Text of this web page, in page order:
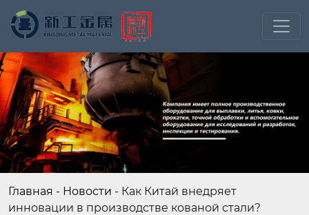
Главная - Новости - Как Китай внедряет
инновации в производстве кованой стали?